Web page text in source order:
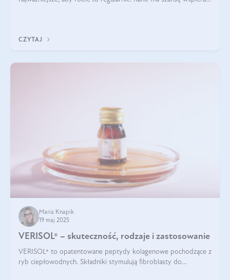
CZYTAJ
Maria Knapik
19 maj 2025
VERISOL® – skuteczność, rodzaje i zastosowanie
VERISOL® to opatentowane peptydy kolagenowe pochodzące z
ryb ciepłowodnych. Składniki stymulują fibroblasty do